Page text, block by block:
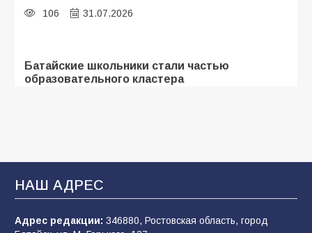
106 31.07.2026
Батайские школьники стали частью
образовательного кластера
деле происходит в армии России в августе
2026 года
100 03.08.2026
НАШ АДРЕС
Адрес редакции: 346880, Ростовская область, город